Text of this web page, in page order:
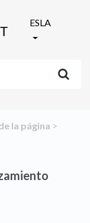
ESLA
la página ​ > ​